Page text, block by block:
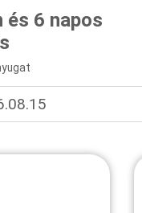
és 6 napos